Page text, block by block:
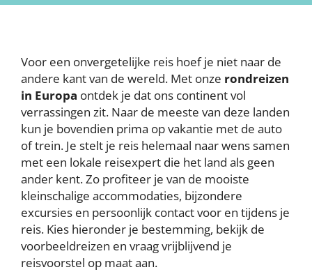
Voor een onvergetelijke reis hoef je niet naar de
andere kant van de wereld. Met onze rondreizen
in Europa ontdek je dat ons continent vol
verrassingen zit. Naar de meeste van deze landen
kun je bovendien prima op vakantie met de auto
of trein. Je stelt je reis helemaal naar wens samen
met een lokale reisexpert die het land als geen
ander kent. Zo profiteer je van de mooiste
kleinschalige accommodaties, bijzondere
excursies en persoonlijk contact voor en tijdens je
reis. Kies hieronder je bestemming, bekijk de
voorbeeldreizen en vraag vrijblijvend je
reisvoorstel op maat aan.